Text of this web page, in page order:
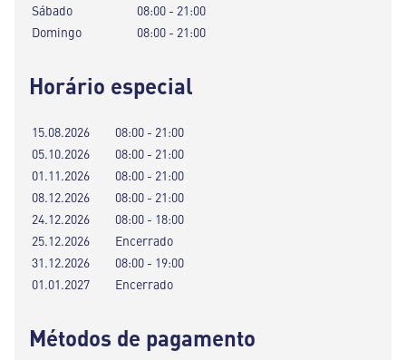
Sábado
08:00 - 21:00
Domingo
08:00 - 21:00
Horário especial
15.08.2026
08:00 - 21:00
05.10.2026
08:00 - 21:00
01.11.2026
08:00 - 21:00
08.12.2026
08:00 - 21:00
24.12.2026
08:00 - 18:00
25.12.2026
Encerrado
31.12.2026
08:00 - 19:00
01.01.2027
Encerrado
Métodos de pagamento